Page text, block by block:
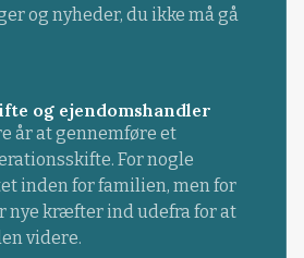
og nyheder, du ikke må gå
og ejendomshandler
år at gennemføre et
For nogle
inden for familien, men for
nye kræfter ind udefra for at
videre.